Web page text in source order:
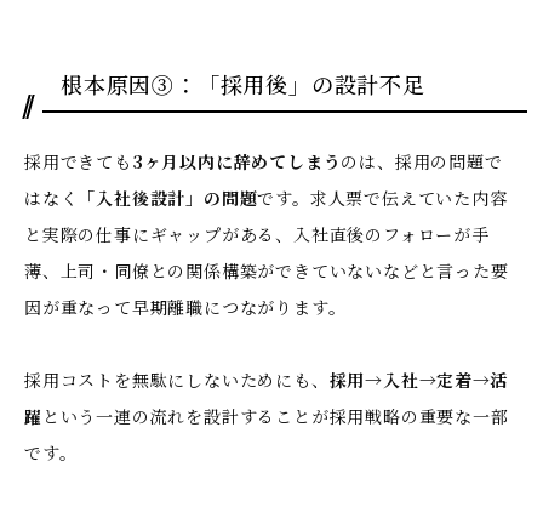
根本原因③：「採用後」の設計不足
採用できても 3ヶ月以内に辞めてしまう のは、採用の問題で
はなく
「入社後設計」の問題です。求人票で伝えていた内容
と実際の仕事にギャップがある、入社直後のフォローが手
薄、上司・同僚との関係構築ができていないなどと言った要
因が重なって早期離職につながります。
採用コストを無駄にしないためにも、 採用→入社→定着→活
躍 という一連の流れを設計することが採用戦略の重要な一部
です。